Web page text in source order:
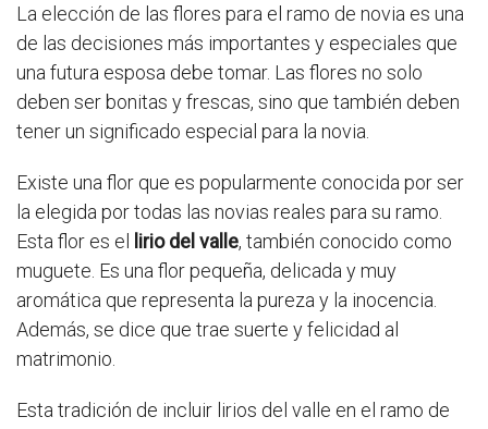
La elección de las flores para el ramo de novia es una
de las decisiones más importantes y especiales que
una futura esposa debe tomar. Las flores no solo
deben ser bonitas y frescas, sino que también deben
tener un significado especial para la novia.
Existe una flor que es popularmente conocida por ser
la elegida por todas las novias reales para su ramo.
Esta flor es el
lirio del valle, también conocido como
muguete. Es una flor pequeña, delicada y muy
aromática que representa la pureza y la inocencia.
Además, se dice que trae suerte y felicidad al
matrimonio.
Esta tradición de incluir lirios del valle en el ramo de